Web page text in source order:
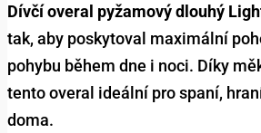
Dívčí overal pyžamový dlouhý
tak, aby poskytoval maximální
pohybu během dne i noci. Díky
tento overal ideální pro spaní,
doma.